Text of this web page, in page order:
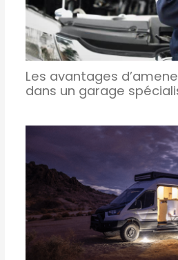
Les avantages
dans un garage